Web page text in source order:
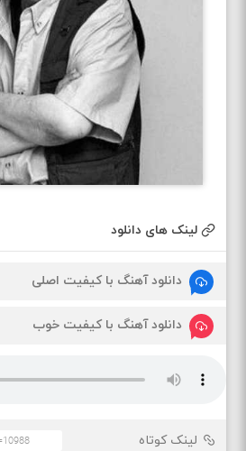
لینک های دانلود
دانلود آهنگ با کیفیت اصلی
دانلود آهنگ با کیفیت خوب
لینک کوتاه